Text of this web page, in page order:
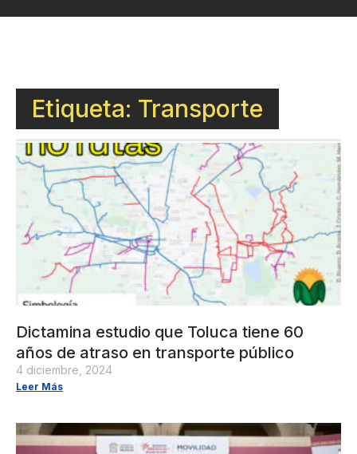
Etiqueta: Transporte
Dictamina estudio que Toluca tiene 60
años de atraso en transporte público
4 diciembre, 2024
Leer Más